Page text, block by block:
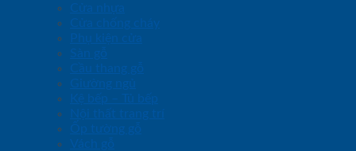
Cửa nhựa
Cửa chống cháy
Phụ kiện cửa
Sàn gỗ
Cầu thang gỗ
Giường ngủ
Kệ bếp – Tủ bếp
Nội thất trang trí
Ốp tường gỗ
Vách gỗ